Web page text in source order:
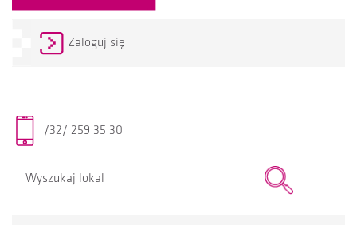
Zaloguj się
/32/ 259 35 30